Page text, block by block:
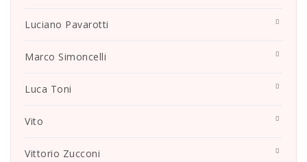
Luciano Pavarotti
Marco Simoncelli
Luca Toni
Vito
Vittorio Zucconi